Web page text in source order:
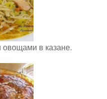
овощами в казане.